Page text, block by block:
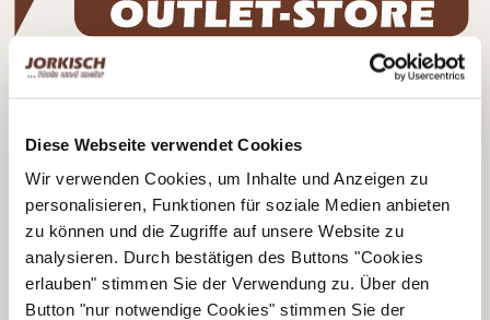
Diese Webseite verwendet Cookies
Wir verwenden Cookies, um Inhalte und Anzeigen zu
personalisieren, Funktionen für soziale Medien anbieten
zu können und die Zugriffe auf unsere Website zu
analysieren. Durch bestätigen des Buttons "Cookies
erlauben" stimmen Sie der Verwendung zu. Über den
Button "nur notwendige Cookies" stimmen Sie der
Kontaktdaten
Hoken 15 - 19
24635 Daldorf
Telefon:+49 (0)4328 178 0
Fax:+49 (0)4328 178 238
E-Mail:info@jorkisch.de
Folgen Sie dem Joda -Marken-Onlineshop: